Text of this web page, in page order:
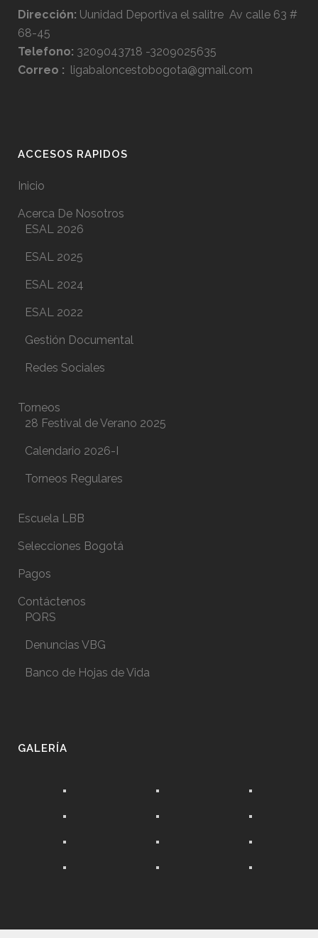
Dirección: Uunidad Deportiva el salitre Av calle 63 #
68-45
Telefono: 3209043718 -3209025635
Correo : ligabaloncestobogota@gmail.com
ACCESOS RAPIDOS
Inicio
Acerca De Nosotros
ESAL 2026
ESAL 2025
ESAL 2024
ESAL 2022
Gestión Documental
Redes Sociales
Torneos
28 Festival de Verano 2025
Calendario 2026-I
Torneos Regulares
Escuela LBB
Selecciones Bogotá
Pagos
Contáctenos
PQRS
Denuncias VBG
Banco de Hojas de Vida
GALERÍA